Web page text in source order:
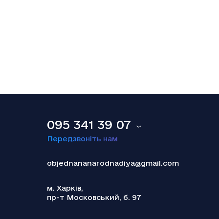
Smart Holding відзвітував про зниження
095 341 39 07
Передзвоніть нам
objednananarodnadiya@gmail.com
м. Харків,
пр-т Московський, б. 97